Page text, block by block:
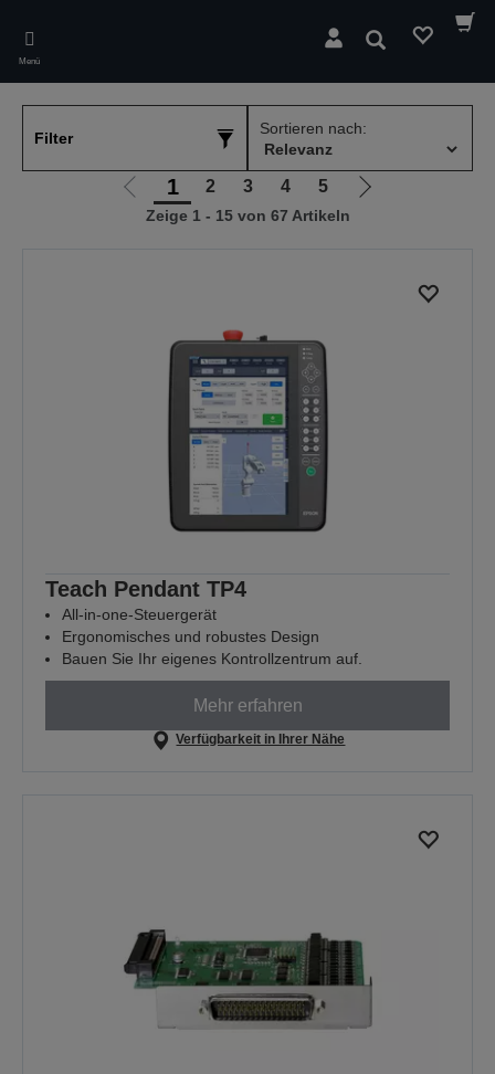
main
content
Menü
Suchen
Filter
Sortieren nach:
Zur
vorherigen
1 2 3 4 5
Zur
Zeige 1 - 15 von 67 Artikeln
Teach Pendant TP4
All-in-one-Steuergerät
Ergonomisches und robustes Design
Bauen Sie Ihr eigenes Kontrollzentrum auf.
Mehr erfahren
Verfügbarkeit in Ihrer Nähe